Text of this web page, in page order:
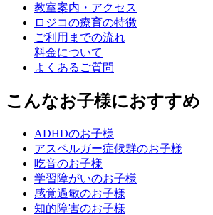
教室案内・アクセス
ロジコの療育の特徴
ご利用までの流れ
料金について
よくあるご質問
こんなお子様におすすめ
ADHDのお子様
アスペルガー症候群のお子様
吃音のお子様
学習障がいのお子様
感覚過敏のお子様
知的障害のお子様